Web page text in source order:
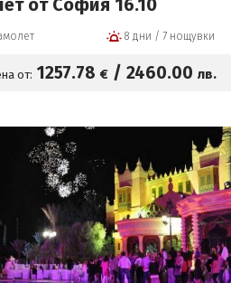
от София 16.10
8 дни / 7 нощувки
от: 1257.78 € /2460.00 лв.